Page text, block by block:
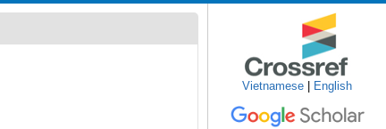
Vietnamese English